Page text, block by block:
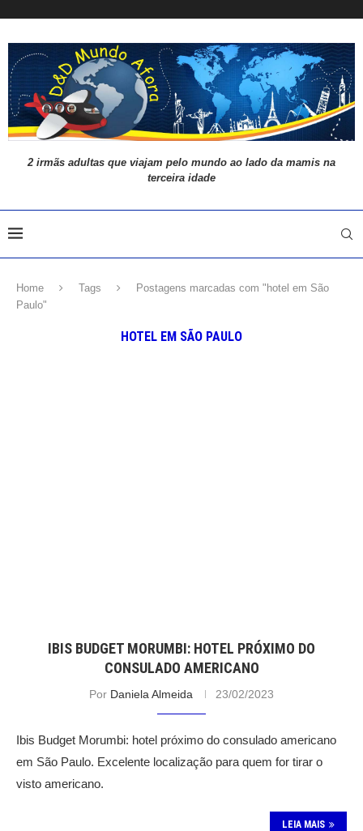
2 irmãs adultas que viajam pelo mundo ao lado da mamis na
terceira idade
Home Tags
Postagens marcadas com "hotel em São
Paulo"
HOTEL EM SÃO PAULO
IBIS BUDGET MORUMBI: HOTEL PRÓXIMO DO
CONSULADO AMERICANO
Por Daniela Almeida 23/02/2023
Ibis Budget Morumbi: hotel próximo do consulado americano
em São Paulo. Excelente localização para quem for tirar o
visto americano.
LEIA MAIS